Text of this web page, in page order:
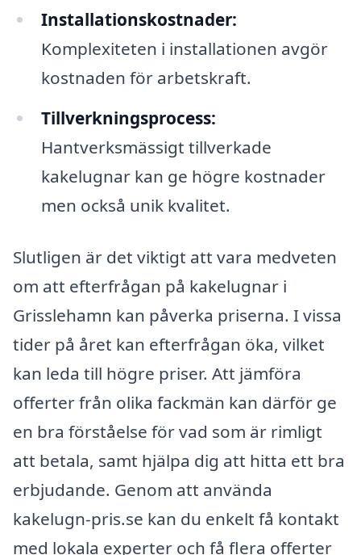
Installationskostnader:
Komplexiteten i installationen avgör
kostnaden för arbetskraft.
Tillverkningsprocess:
Hantverksmässigt tillverkade
kakelugnar kan ge högre kostnader
men också unik kvalitet.
Slutligen är det viktigt att vara medveten
om att efterfrågan på kakelugnar i
Grisslehamn kan påverka priserna. I vissa
tider på året kan efterfrågan öka, vilket
kan leda till högre priser. Att jämföra
offerter från olika fackmän kan därför ge
en bra förståelse för vad som är rimligt
att betala, samt hjälpa dig att hitta ett bra
erbjudande. Genom att använda
kakelugn-pris.se kan du enkelt få kontakt
med lokala experter och få flera offerter